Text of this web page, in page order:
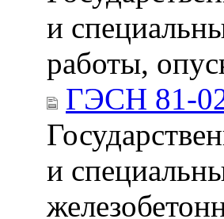
и
работы,
ГЭСН 81-
и